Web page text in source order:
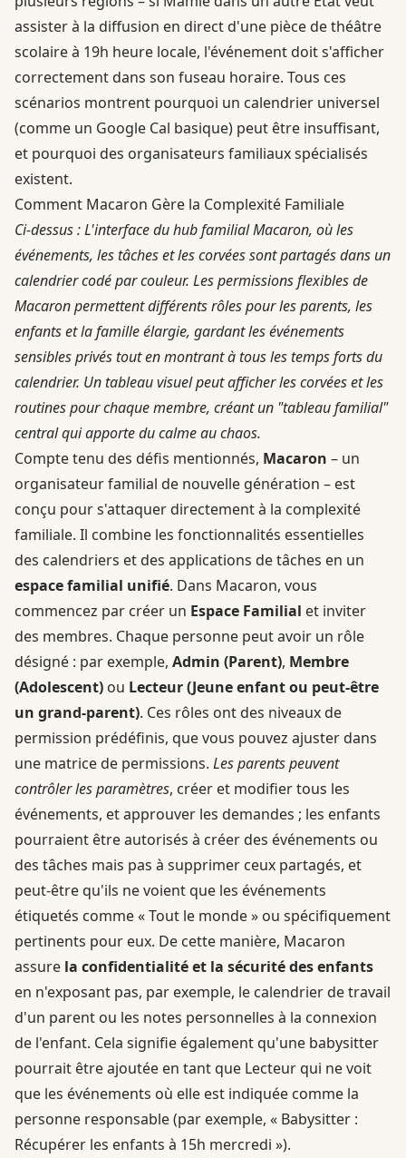
assister à la diffusion en direct d'une pièce de théâtre
scolaire à 19h heure locale, l'événement doit s'afficher
correctement dans son fuseau horaire. Tous ces
scénarios montrent pourquoi un calendrier universel
(comme un Google Cal basique) peut être insuffisant,
et pourquoi des organisateurs familiaux spécialisés
existent.
Comment Macaron Gère la Complexité Familiale
Ci-dessus : L'interface du hub familial Macaron, où les
événements, les tâches et les corvées sont partagés dans un
calendrier codé par couleur. Les permissions flexibles de
Macaron permettent différents rôles pour les parents, les
enfants et la famille élargie, gardant les événements
sensibles privés tout en montrant à tous les temps forts du
calendrier. Un tableau visuel peut afficher les corvées et les
routines pour chaque membre, créant un "tableau familial"
central qui apporte du calme au chaos.
Compte tenu des défis mentionnés, Macaron – un
organisateur familial de nouvelle génération – est
conçu pour s'attaquer directement à la complexité
familiale. Il combine les fonctionnalités essentielles
des calendriers et des applications de tâches en un
espace familial unifié. Dans Macaron, vous
commencez par créer un Espace Familial et inviter
des membres. Chaque personne peut avoir un rôle
désigné : par exemple, Admin (Parent), Membre
(Adolescent) ou Lecteur (Jeune enfant ou peut-être
un grand-parent). Ces rôles ont des niveaux de
permission prédéfinis, que vous pouvez ajuster dans
une matrice de permissions. Les parents peuvent
contrôler les paramètres, créer et modifier tous les
événements, et approuver les demandes ; les enfants
pourraient être autorisés à créer des événements ou
des tâches mais pas à supprimer ceux partagés, et
peut-être qu'ils ne voient que les événements
étiquetés comme « Tout le monde » ou spécifiquement
pertinents pour eux. De cette manière, Macaron
assure la confidentialité et la sécurité des enfants
en n'exposant pas, par exemple, le calendrier de travail
d'un parent ou les notes personnelles à la connexion
de l'enfant. Cela signifie également qu'une babysitter
pourrait être ajoutée en tant que Lecteur qui ne voit
que les événements où elle est indiquée comme la
personne responsable (par exemple, « Babysitter :
Récupérer les enfants à 15h mercredi »).